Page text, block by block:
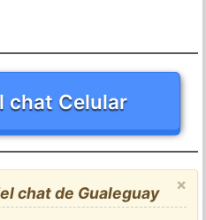
chat Celular
×
chat de Gualeguay